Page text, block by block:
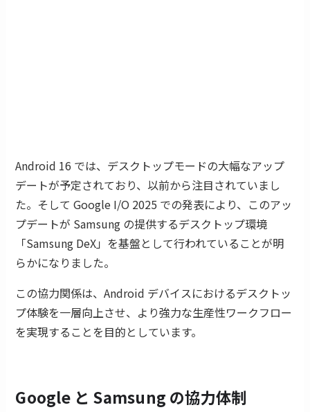
Android 16 では、デスクトップモードの大幅なアップ
デートが予定されており、以前から注目されていまし
た。そして Google I/O 2025 での発表により、このアッ
プデートが Samsung の提供するデスクトップ環境
「Samsung DeX」を基盤として行われていることが明
らかになりました。
この協力関係は、Android デバイスにおけるデスクトッ
プ体験を一層向上させ、より強力な生産性ワークフロー
を実現することを目的としています。
Google と Samsung の協力体制